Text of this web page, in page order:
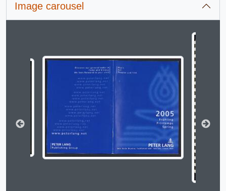
Image carousel
Changing the current slide of this carousel will